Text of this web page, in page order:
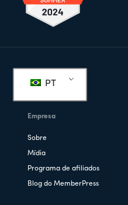
PT
Empresa
Sobre
Mídia
Programa de afiliados
Blog do MemberPress